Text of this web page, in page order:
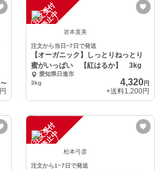
〜
注
文
受
付
停
止
中
岩本直美
注文から当日~7日で発送
【オーガニック】しっとりねっとり
蜜がいっぱい 【紅はるか】 3kg
愛知県日進市
3kg
4,320円
+送料1,200円
注
文
受
付
停
止
中
松本弓彦
注文から1~7日で発送